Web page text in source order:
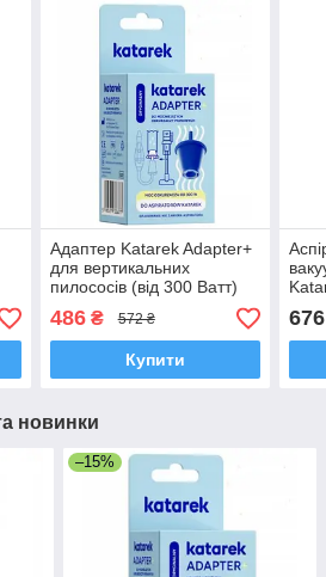
Адаптер Katarek Adapter+
для вертикальних
пилососів (від 300 Ватт)
сумісний з Dyson,
Samsung, Xiaomi
486₴ 572 ₴
Купити
до
676
новинки
–15%